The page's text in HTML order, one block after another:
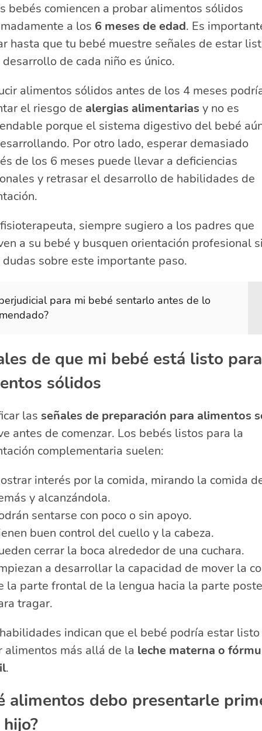
bebés comiencen a probar alimentos sólidos
a los 6 meses de edad. Es
hasta que tu bebé muestre señales de estar
de cada niño es único.
alimentos sólidos antes de los 4 meses
el riesgo de alergias alimentarias y no es
porque el sistema digestivo del bebé
Por otro lado, esperar demasiado
de los 6 meses puede llevar a deficiencias
y retrasar el desarrollo de habilidades de
siempre sugiero a los padres que
a su bebé y busquen orientación profesional
sobre este importante paso.
para mi bebé sentarlo antes de lo
de que mi bebé está listo
sólidos
las señales de preparación para alimentos
antes de comenzar. Los bebés listos para la
complementaria suelen:
interés por la comida, mirando la comida
y alcanzándola.
sentarse con poco o sin apoyo.
buen control del cuello y la cabeza.
cerrar la boca alrededor de una cuchara.
a desarrollar la capacidad de mover la
la parte frontal de la lengua hacia la parte
tragar.
indican que el bebé podría estar
alimentos más allá de la leche materna o
.
alimentos debo presentarle